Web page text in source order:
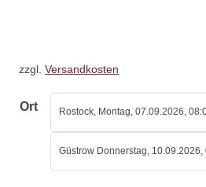
zzgl. Versandkosten
Ort Rostock, Montag, 07.09.2026,
Güstrow Donnerstag,